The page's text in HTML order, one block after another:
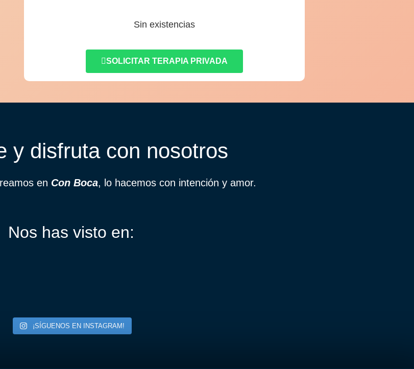
Sin existencias
SOLICITAR TERAPIA PRIVADA
y disfruta con nosotros
en Con Boca, lo hacemos con intención y amor.
Nos has visto en:
¡SÍGUENOS EN INSTAGRAM!